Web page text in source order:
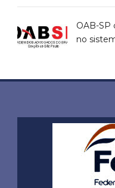
OAB-SP
no